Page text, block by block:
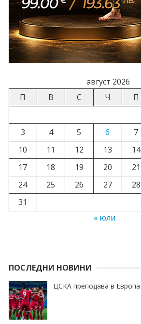
август 2026
П
В С Ч П
3
4 5 6 7
10
11 12 13 14
17
18 19 20 21
24
25 26 27 28
31
« юли
ПОСЛЕДНИ НОВИНИ
ЦСКА преподава в Европа